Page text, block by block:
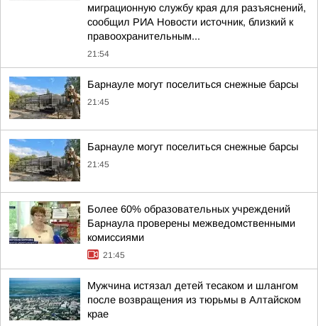
миграционную службу края для разъяснений,
сообщил РИА Новости источник, близкий к
правоохранительным...
21:54
Барнауле могут поселиться снежные барсы
21:45
Барнауле могут поселиться снежные барсы
21:45
Более 60% образовательных учреждений
Барнаула проверены межведомственными
комиссиями
21:45
Мужчина истязал детей тесаком и шлангом
после возвращения из тюрьмы в Алтайском
крае